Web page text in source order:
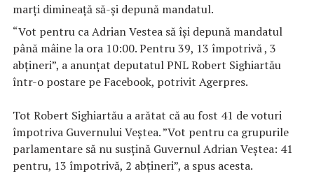
marţi dimineaţă să-şi depună mandatul.
“Vot pentru ca Adrian Vestea să îşi depună mandatul
până mâine la ora 10:00. Pentru 39, 13 împotrivă , 3
abţineri”, a anunţat deputatul PNL Robert Sighiartău
într-o postare pe Facebook, potrivit Agerpres.
Tot Robert Sighiartău a arătat că au fost 41 de voturi
împotriva Guvernului Veştea. ”Vot pentru ca grupurile
parlamentare să nu susţină Guvernul Adrian Veştea: 41
pentru, 13 împotrivă, 2 abţineri”, a spus acesta.